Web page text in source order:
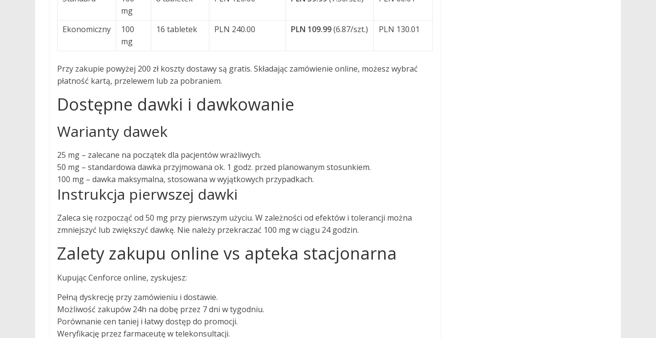
mg
Ekonomiczny
100
mg
16 tabletek PLN 240.00 PLN 109.99(6.87/szt.) PLN 130.01
Przy zakupie powyżej 200 zł koszty dostawy są gratis. Składając zamówienie online, możesz wybrać
płatność kartą, przelewem lub za pobraniem.
Dostępne dawki i dawkowanie
Warianty dawek
25 mg – zalecane na początek dla pacjentów wrażliwych.
50 mg – standardowa dawka przyjmowana ok. 1 godz. przed planowanym stosunkiem.
100 mg – dawka maksymalna, stosowana w wyjątkowych przypadkach.
Instrukcja pierwszej dawki
Zaleca się rozpocząć od 50 mg przy pierwszym użyciu. W zależności od efektów i tolerancji można
zmniejszyć lub zwiększyć dawkę. Nie należy przekraczać 100 mg w ciągu 24 godzin.
Zalety zakupu online vs apteka stacjonarna
Kupując Cenforce online, zyskujesz:
Pełną dyskrecję przy zamówieniu i dostawie.
Możliwość zakupów 24h na dobę przez 7 dni w tygodniu.
Porównanie cen taniej i łatwy dostęp do promocji.
Weryfikację przez farmaceutę w telekonsultacji.